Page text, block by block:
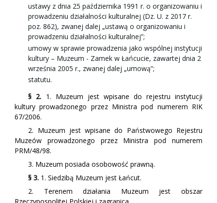
ustawy z dnia 25 października 1991 r. o organizowaniu i
prowadzeniu działalności kulturalnej (Dz. U. z 2017 r.
poz. 862), zwanej dalej „ustawą o organizowaniu i
prowadzeniu działalności kulturalnej”;
umowy w sprawie prowadzenia jako wspólnej instytucji
kultury – Muzeum - Zamek w Łańcucie, zawartej dnia 2
września 2005 r., zwanej dalej „umową”;
statutu.
§ 2. 1. Muzeum jest wpisane do rejestru instytucji
kultury prowadzonego przez Ministra pod numerem RIK
67/2006.
2. Muzeum jest wpisane do Państwowego Rejestru
Muzeów prowadzonego przez Ministra pod numerem
PRM/48/98.
3. Muzeum posiada osobowość prawną.
§ 3. 1. Siedzibą Muzeum jest Łańcut.
2. Terenem działania Muzeum jest obszar